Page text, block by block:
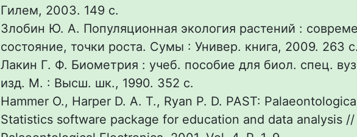
Гилем, 2003. 149 с.
Злобин Ю. А. Популяционная экология растений :
состояние, точки роста. Сумы : Универ. книга, 2009. 263 с.
Лакин Г. Ф. Биометрия : учеб. пособие для биол. спец.
изд. М. : Высш. шк., 1990. 352 с.
Hammer O., Harper D. A. T., Ryan P. D. PAST:
Statistics software package for education and data analysis //